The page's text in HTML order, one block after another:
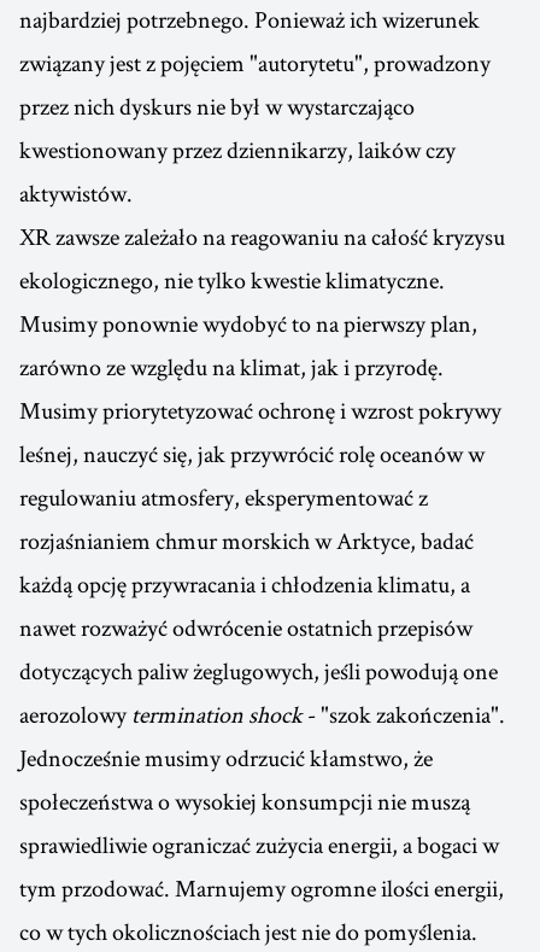
najbardziej potrzebnego. Ponieważ ich wizerunek
związany jest z pojęciem "autorytetu", prowadzony
przez nich dyskurs nie był w wystarczająco
kwestionowany przez dziennikarzy, laików czy
aktywistów.
XR zawsze zależało na reagowaniu na całość kryzysu
ekologicznego, nie tylko kwestie klimatyczne.
Musimy ponownie wydobyć to na pierwszy plan,
zarówno ze względu na klimat, jak i przyrodę.
Musimy priorytetyzować ochronę i wzrost pokrywy
leśnej, nauczyć się, jak przywrócić rolę oceanów w
regulowaniu atmosfery, eksperymentować z
rozjaśnianiem chmur morskich w Arktyce, badać
każdą opcję przywracania i chłodzenia klimatu, a
nawet rozważyć odwrócenie ostatnich przepisów
dotyczących paliw żeglugowych, jeśli powodują one
aerozolowytermination shock- "szok zakończenia".
Jednocześnie musimy odrzucić kłamstwo, że
społeczeństwa o wysokiej konsumpcji nie muszą
sprawiedliwie ograniczać zużycia energii, a bogaci w
tym przodować. Marnujemy ogromne ilości energii,
co w tych okolicznościach jest nie do pomyślenia.